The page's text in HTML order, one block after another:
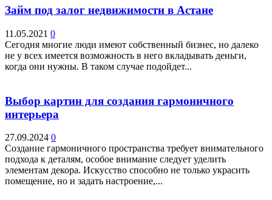
Займ под залог недвижимости в Астане
11.05.2021 0
Сегодня многие люди имеют собственный бизнес, но далеко
не у всех имеется возможность в него вкладывать деньги,
когда они нужны. В таком случае подойдет...
Выбор картин для создания гармоничного
интерьера
27.09.2024 0
Создание гармоничного пространства требует внимательного
подхода к деталям, особое внимание следует уделить
элементам декора. Искусство способно не только украсить
помещение, но и задать настроение,...